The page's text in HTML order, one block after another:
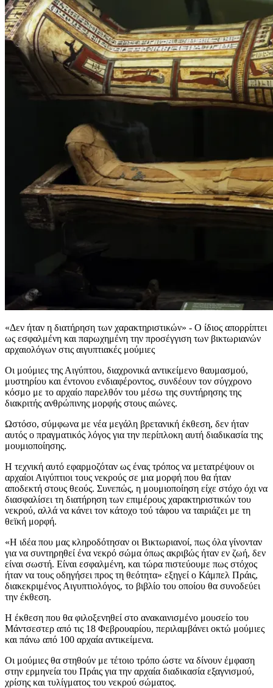
«Δεν ήταν η διατήρηση των χαρακτηριστικών» - Ο ίδιος απορρίπτει
ως εσφαλμένη και παρωχημένη την προσέγγιση των βικτωριανών
αρχαιολόγων στις αιγυπτιακές μούμιες
Οι μούμιες της Αιγύπτου, διαχρονικά αντικείμενο θαυμασμού,
μυστηρίου και έντονου ενδιαφέροντος, συνδέουν τον σύγχρονο
κόσμο με το αρχαίο παρελθόν του μέσω της συντήρησης της
διακριτής ανθρώπινης μορφής στους αιώνες.
Ωστόσο, σύμφωνα με νέα μεγάλη βρετανική έκθεση, δεν ήταν
αυτός ο πραγματικός λόγος για την περίπλοκη αυτή διαδικασία της
μουμιοποίησης.
Η τεχνική αυτό εφαρμοζόταν ως ένας τρόπος να μετατρέψουν οι
αρχαίοι Αιγύπτιοι τους νεκρούς σε μια μορφή που θα ήταν
αποδεκτή στους θεούς. Συνεπώς, η μουμιοποίηση είχε στόχο όχι να
διασφαλίσει τη διατήρηση των επιμέρους χαρακτηριστικών του
νεκρού, αλλά να κάνει τον κάτοχο τού τάφου να ταιριάζει με τη
θεϊκή μορφή.
«Η ιδέα που μας κληροδότησαν οι Βικτωριανοί, πως όλα γίνονταν
για να συντηρηθεί ένα νεκρό σώμα όπως ακριβώς ήταν εν ζωή, δεν
είναι σωστή. Είναι εσφαλμένη, και τώρα πιστεύουμε πως στόχος
ήταν να τους οδηγήσει προς τη θεότητα» εξηγεί ο Κάμπελ Πράις,
διακεκριμένος Αιγυπτιολόγος, το βιβλίο του οποίου θα συνοδεύει
την έκθεση.
Η έκθεση που θα φιλοξενηθεί στο ανακαινισμένο μουσείο του
Μάντσεστερ από τις 18 Φεβρουαρίου, περιλαμβάνει οκτώ μούμιες
και πάνω από 100 αρχαία αντικείμενα.
Οι μούμιες θα στηθούν με τέτοιο τρόπο ώστε να δίνουν έμφαση
στην ερμηνεία του Πράις για την αρχαία διαδικασία εξαγνισμού,
χρίσης και τυλίγματος του νεκρού σώματος.